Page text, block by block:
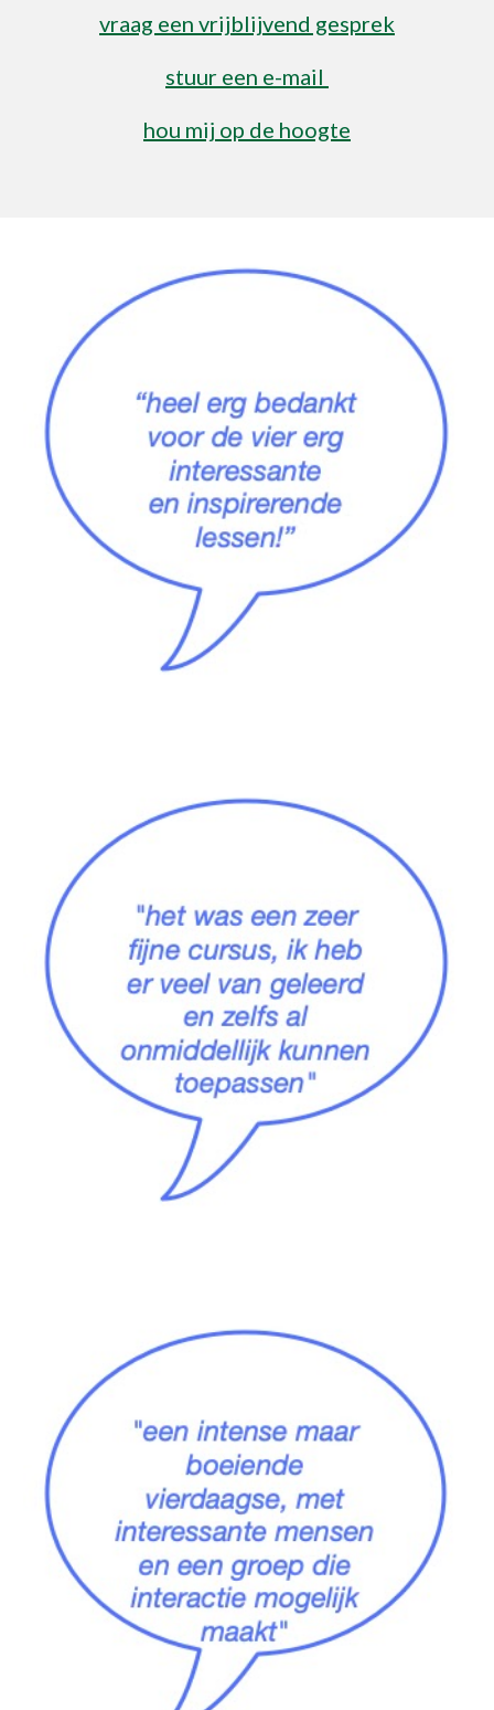
vraag een vrijblijvend gesprek
stuur een e-mail
hou mij op de hoogte